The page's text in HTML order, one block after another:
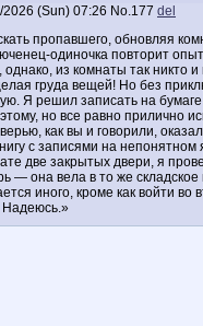
2026 (Sun) 07:26 No.177 del
пропавшего, обновляя
одиночка повторит
однако, из комнаты так
груда вещей! Но без
Я решил записать на
но все равно прилично
как вы и говорили,
с записями на
две закрытых двери, я
— она вела в то же
иного, кроме как войти
Надеюсь.»